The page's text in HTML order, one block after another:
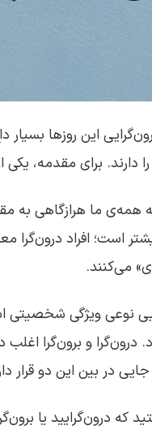
این روزها
دارند. برای مقدمه،
ما هرازگاهی به
است؛ افراد درون‌گرا
می‌کنند.
نوعی ویژگی شخصیتی
و برون‌گرا
در بین این دو قرار
که درون‌گرایید یا